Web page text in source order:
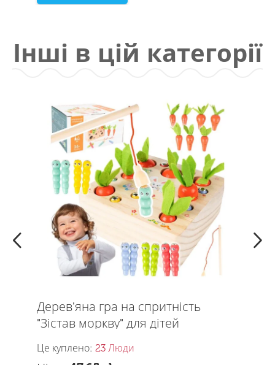
Інші в цій категорії
Інтерактивний музичний килимок
Pianinko із записом
Це куплено: 186 Люди
Ціна: 39,90zł